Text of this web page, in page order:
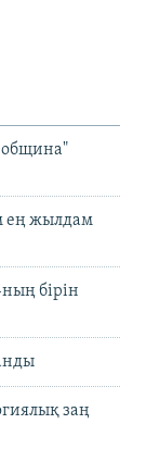
община"
ең жылдам
бірін
заң